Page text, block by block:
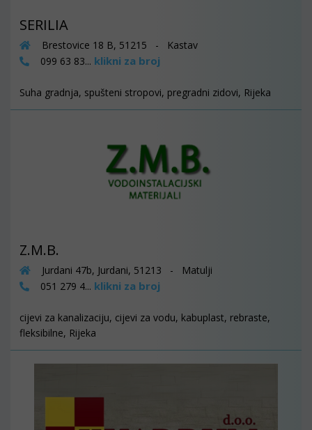
SERILIA
Brestovice 18 B, 51215 - Kastav
099 63 83... klikni za broj
Suha gradnja, spušteni stropovi, pregradni zidovi, Rijeka
Z.M.B.
Jurdani 47b, Jurdani, 51213 - Matulji
051 279 4... klikni za broj
cijevi za kanalizaciju, cijevi za vodu, kabuplast, rebraste,
fleksibilne, Rijeka